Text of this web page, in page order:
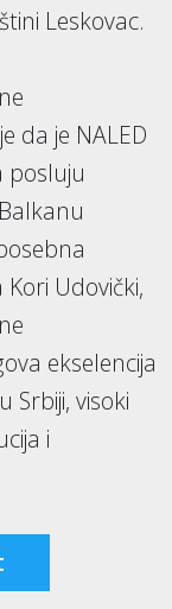
Leskovac.
da je NALED
posluju
Udovički,
ekselencija
Srbiji, visoki
i